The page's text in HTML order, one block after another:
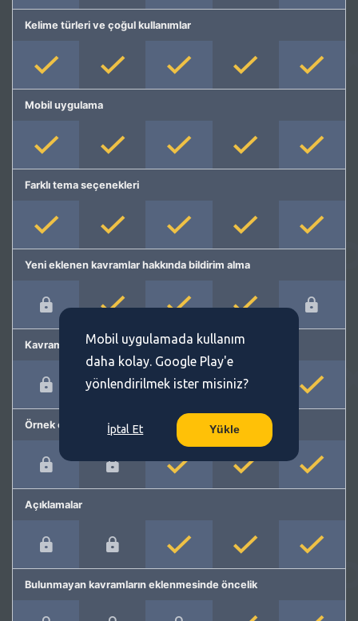
Kelime türleri ve çoğul kullanımlar
Mobil uygulama
Farklı tema seçenekleri
Yeni eklenen kavramlar hakkında bildirim alma
Kavram önerme
Örnek cümleler
Açıklamalar
Bulunmayan kavramların eklenmesinde öncelik
Mobil uygulamada kullanım
daha kolay. Google Play'e
yönlendirilmek ister misiniz?
İptal Et Yükle